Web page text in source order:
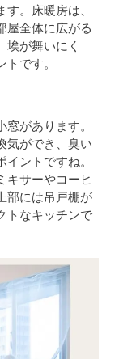
。床暖房は、
屋全体に広がる
埃が舞いにく
です。
があります。
気ができ、臭い
ントですね。
キサーやコーヒ
部には吊戸棚が
トなキッチンで